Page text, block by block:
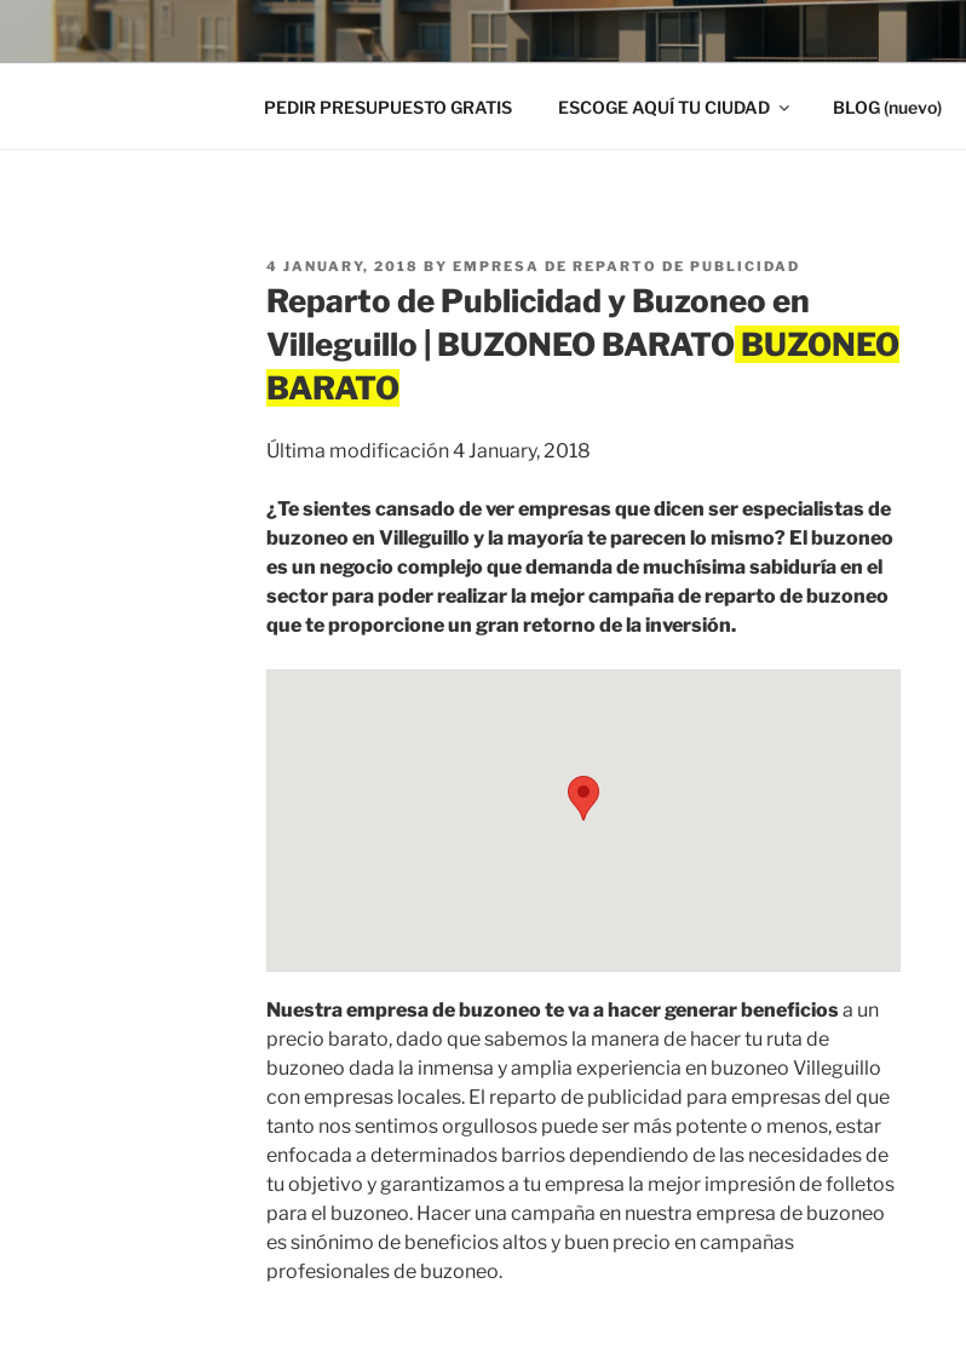
PEDIR PRESUPUESTO GRATIS ESCOGE AQUÍ TU CIUDAD BLOG (nuevo)
POSTED
ON
4 JANUARY, 2018 BY EMPRESA DE REPARTO DE PUBLICIDAD
Reparto de Publicidad y Buzoneo en
Villeguillo | BUZONEO BARATO
Última modificación 4 January, 2018
¿Te sientes cansado de ver empresas que dicen ser especialistas de
buzoneo en Villeguillo y la mayoría te parecen lo mismo? El buzoneo
es un negocio complejo que demanda de muchísima sabiduría en el
sector para poder realizar la mejor campaña de reparto de buzoneo
que te proporcione un gran retorno de la inversión.
Nuestra empresa de buzoneo te va a hacer generar beneficiosa un
precio barato, dado que sabemos la manera de hacer tu ruta de
buzoneo dada la inmensa y amplia experiencia en buzoneo Villeguillo
con empresas locales. El reparto de publicidad para empresas del que
tanto nos sentimos orgullosos puede ser más potente o menos, estar
enfocada a determinados barrios dependiendo de las necesidades de
tu objetivo y garantizamos a tu empresa la mejor impresión de folletos
para el buzoneo. Hacer una campaña en nuestra empresa de buzoneo
es sinónimo de beneficios altos y buen precio en campañas
profesionales de buzoneo.